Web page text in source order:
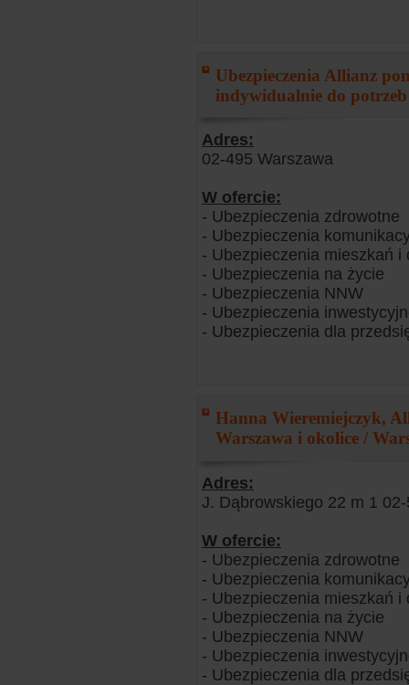
Ubezpieczenia Allianz
indywidualnie do
Adres:
02-495 Warszawa
W ofercie:
- Ubezpieczenia zdrowotne
- Ubezpieczenia
- Ubezpieczenia mieszkań i
- Ubezpieczenia na życie
- Ubezpieczenia NNW
- Ubezpieczenia
- Ubezpieczenia dla
Hanna Wieremiejczyk,
Warszawa i okolice /
Adres:
J. Dąbrowskiego 22 m 1
W ofercie:
- Ubezpieczenia zdrowotne
- Ubezpieczenia
- Ubezpieczenia mieszkań i
- Ubezpieczenia na życie
- Ubezpieczenia NNW
- Ubezpieczenia
- Ubezpieczenia dla